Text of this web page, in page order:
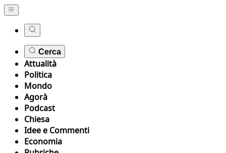
Cerca
Attualità
Politica
Mondo
Agorà
Podcast
Chiesa
Idee e Commenti
Economia